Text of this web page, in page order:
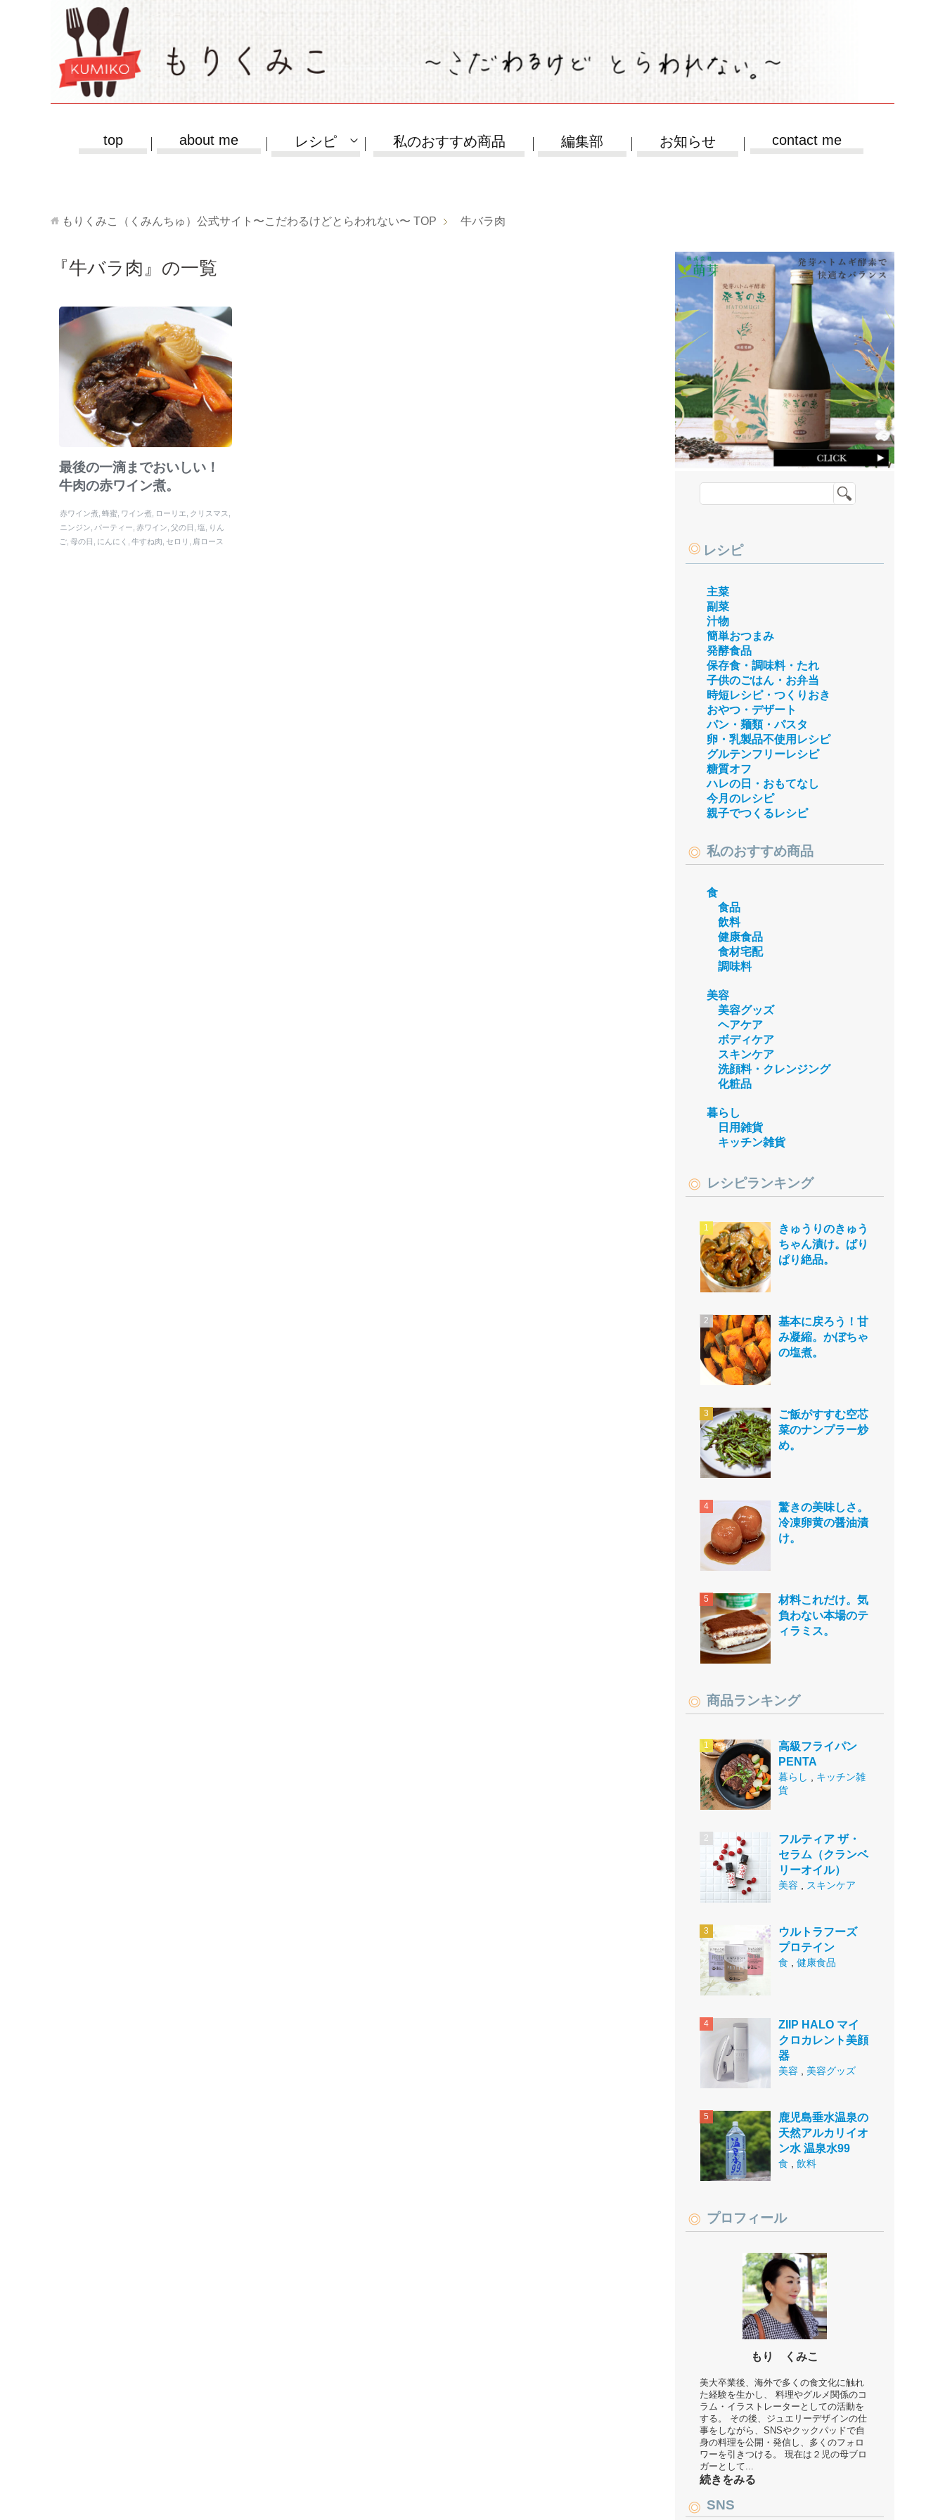
top about me レシピ 私のおすすめ商品 編集部 お知らせ contact me
もりくみこ（くみんちゅ）公式サイト〜こだわるけどとらわれない〜 TOP 牛バラ肉
『牛バラ肉』の一覧
最後の一滴までおいしい！
牛肉の赤ワイン煮。
赤ワイン煮 蜂蜜 ワイン煮 ローリエ
クリスマス
ニンジン パーティー 赤ワイン 父の日 塩
りん
ご 母の日 にんにく 牛すね肉 セロリ
肩ロース
レシピ
主菜
副菜
汁物
簡単おつまみ
発酵食品
保存食・調味料・たれ
子供のごはん・お弁当
時短レシピ・つくりおき
おやつ・デザート
パン・麺類・パスタ
卵・乳製品不使用レシピ
グルテンフリーレシピ
糖質オフ
ハレの日・おもてなし
今月のレシピ
親子でつくるレシピ
私のおすすめ商品
食
食品
飲料
健康食品
食材宅配
調味料
美容
美容グッズ
ヘアケア
ボディケア
スキンケア
洗顔料・クレンジング
化粧品
暮らし
日用雑貨
キッチン雑貨
レシピランキング
きゅうりのきゅう
ちゃん漬け。ぱり
ぱり絶品。
基本に戻ろう！甘
み凝縮。かぼちゃ
の塩煮。
ご飯がすすむ空芯
菜のナンプラー炒
め。
驚きの美味しさ。
冷凍卵黄の醤油漬
け。
材料これだけ。気
負わない本場のテ
ィラミス。
商品ランキング
高級フライパン
PENTA
暮らし
キッチン雑
貨
フルティア ザ・
セラム（クランベ
リーオイル）
美容 スキンケア
ウルトラフーズ
プロテイン
食 健康食品
ZIIP HALO マイ
クロカレント美顔
器
美容 美容グッズ
鹿児島垂水温泉の
天然アルカリイオ
ン水 温泉水99
食 飲料
プロフィール
もり くみこ
美大卒業後、海外で多くの食文化に触れ
た経験を生かし、 料理やグルメ関係のコ
ラム・イラストレーターとしての活動を
する。 その後、ジュエリーデザインの仕
事をしながら、SNSやクックパッドで自
身の料理を公開・発信し、多くのフォロ
ワーを引きつける。 現在は２児の母ブロ
ガーとして...
続きをみる
SNS